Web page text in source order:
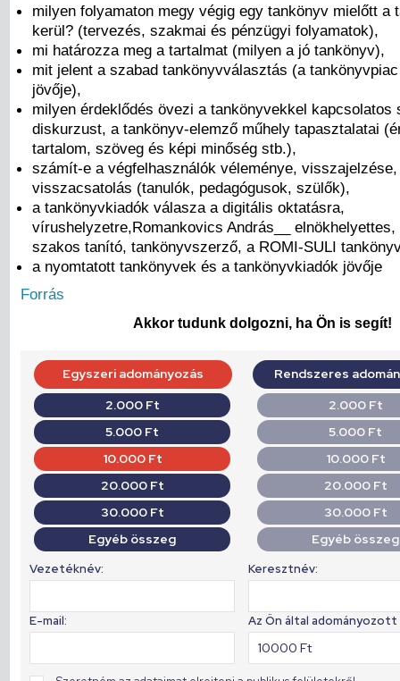
milyen folyamaton megy végig egy tankönyv mielőtt a
kerül? (tervezés, szakmai és pénzügyi folyamatok),
mi határozza meg a tartalmat (milyen a jó tankönyv),
mit jelent a szabad tankönyvválasztás (a
jövője),
milyen érdeklődés övezi a tankönyvekkel kapcsolatos
diskurzust, a tankönyv-elemző műhely tapasztalatai
tartalom, szöveg és képi minőség stb.),
számít-e a végfelhasználók véleménye,
visszacsatolás (tanulók, pedagógusok, szülők),
a tankönyvkiadók válasza a digitális oktatásra,
vírushelyzetre,Romankovics András__ elnökhelyettes,
szakos tanító, tankönyvszerző, a ROMI-SULI
a nyomtatott tankönyvek és a tankönyvkiadók jövője
Forrás
Akkor tudunk dolgozni, ha Ön is segít!